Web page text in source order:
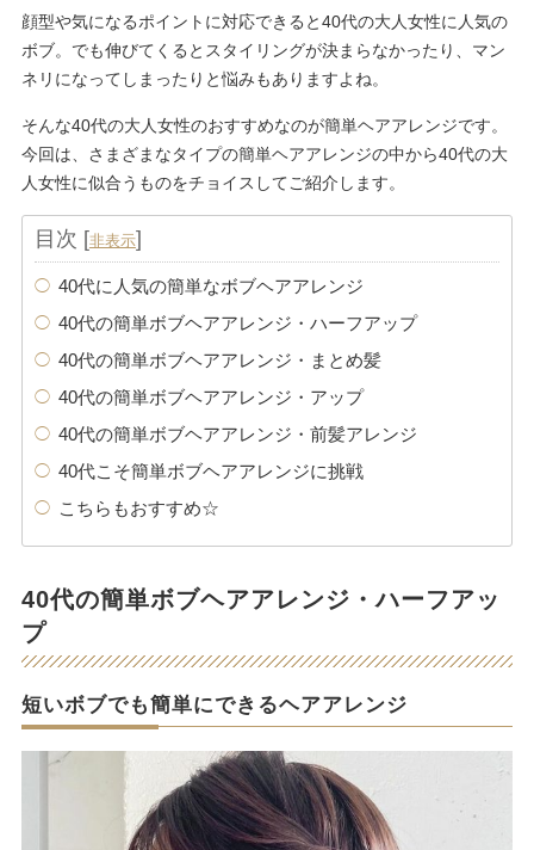
顔型や気になるポイントに対応できると40代の大人女性に人気の
ボブ。でも伸びてくるとスタイリングが決まらなかったり、マン
ネリになってしまったりと悩みもありますよね。
そんな40代の大人女性のおすすめなのが簡単ヘアアレンジです。
今回は、さまざまなタイプの簡単ヘアアレンジの中から40代の大
人女性に似合うものをチョイスしてご紹介します。
目次 [非表示]
40代に人気の簡単なボブヘアアレンジ
40代の簡単ボブヘアアレンジ・ハーフアップ
40代の簡単ボブヘアアレンジ・まとめ髪
40代の簡単ボブヘアアレンジ・アップ
40代の簡単ボブヘアアレンジ・前髪アレンジ
40代こそ簡単ボブヘアアレンジに挑戦
こちらもおすすめ☆
40代の簡単ボブヘアアレンジ・ハーフアッ
プ
短いボブでも簡単にできるヘアアレンジ